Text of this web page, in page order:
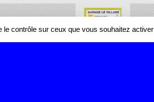
contrôle sur ceux que vous souhaitez activer